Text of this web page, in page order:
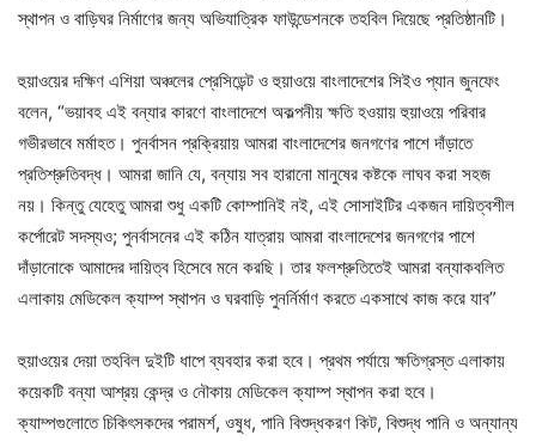
স্থাপন ও বাড়িঘর নির্মাণের জন্য অভিযাত্রিক ফাউন্ডেশনকে তহবিল দিয়েছে প্রতিষ্ঠানটি।
হুয়াওয়ের দক্ষিণ এশিয়া অঞ্চলের প্রেসিডেন্ট ও হুয়াওয়ে বাংলাদেশের সিইও প্যান জুনফেং
বলেন, “ভয়াবহ এই বন্যার কারণে বাংলাদেশে অকল্পনীয় ক্ষতি হওয়ায় হুয়াওয়ে পরিবার
গভীরভাবে মর্মাহত। পুনর্বাসন প্রক্রিয়ায় আমরা বাংলাদেশের জনগণের পাশে দাঁড়াতে
প্রতিশ্রুতিবদ্ধ। আমরা জানি যে, বন্যায় সব হারানো মানুষের কষ্টকে লাঘব করা সহজ
নয়। কিন্তু যেহেতু আমরা শুধু একটি কোম্পানিই নই, এই সোসাইটির একজন দায়িত্বশীল
কর্পোরেট সদস্যও; পুনর্বাসনের এই কঠিন যাত্রায় আমরা বাংলাদেশের জনগণের পাশে
দাঁড়ানোকে আমাদের দায়িত্ব হিসেবে মনে করছি। তার ফলশ্রুতিতেই আমরা বন্যাকবলিত
এলাকায় মেডিকেল ক্যাম্প স্থাপন ও ঘরবাড়ি পুনর্নির্মাণ করতে একসাথে কাজ করে যাব”
হুয়াওয়ের দেয়া তহবিল দুইটি ধাপে ব্যবহার করা হবে। প্রথম পর্যায়ে ক্ষতিগ্রস্ত এলাকায়
কয়েকটি বন্যা আশ্রয় কেন্দ্র ও নৌকায় মেডিকেল ক্যাম্প স্থাপন করা হবে।
ক্যাম্পগুলোতে চিকিৎসকদের পরামর্শ, ওষুধ, পানি বিশুদ্ধকরণ কিট, বিশুদ্ধ পানি ও অন্যান্য